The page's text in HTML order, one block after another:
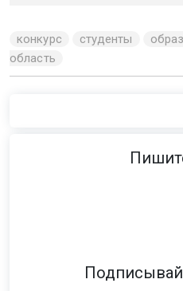
конкурс студенты
область